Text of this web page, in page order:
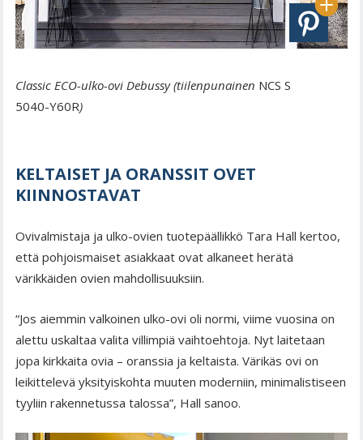
Classic ECO-ulko-ovi Debussy (tiilenpunainen NCS S
5040-Y60R)
KELTAISET JA ORANSSIT OVET
KIINNOSTAVAT
Ovivalmistaja ja ulko-ovien tuotepäällikkö Tara Hall kertoo,
että pohjoismaiset asiakkaat ovat alkaneet herätä
värikkäiden ovien mahdollisuuksiin.
“Jos aiemmin valkoinen ulko-ovi oli normi, viime vuosina on
alettu uskaltaa valita villimpiä vaihtoehtoja. Nyt laitetaan
jopa kirkkaita ovia – oranssia ja keltaista. Värikäs ovi on
leikittelevä yksityiskohta muuten moderniin, minimalistiseen
tyyliin rakennetussa talossa”, Hall sanoo.